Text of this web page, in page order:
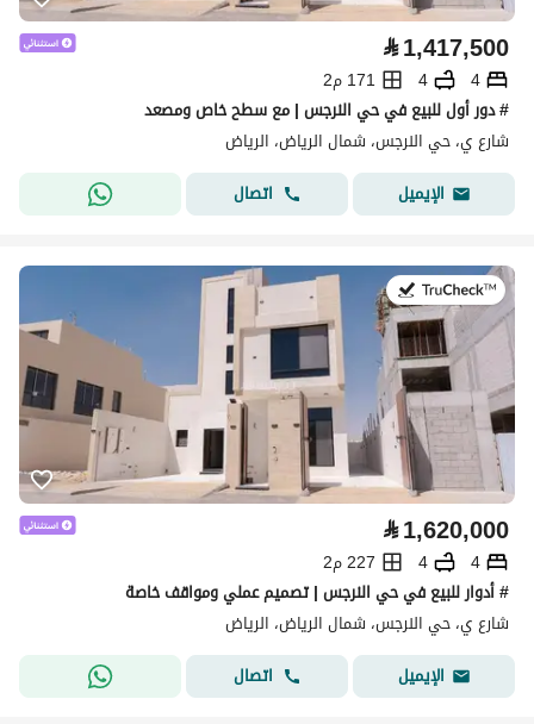
⃁1,417,500
4
4
171 م2
# دور أول للبيع في حي النرجس | مع سطح خاص ومصعد
شارع ي، حي النرجس، شمال الرياض، الرياض
الإيميل
اتصال
في:28 يوليو 2026
⃁1,620,000
4
4
227 م2
# أدوار للبيع في حي النرجس | تصميم عملي ومواقف خاصة
شارع ي، حي النرجس، شمال الرياض، الرياض
الإيميل
اتصال